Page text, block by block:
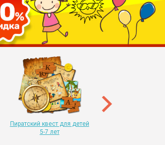
Пиратский квест для детей
5-7 лет